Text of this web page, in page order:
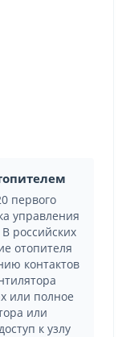
первого
управления
российских
отопителя
контактов
или полное
или
к узлу